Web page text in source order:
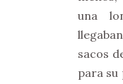
una
sacos
para